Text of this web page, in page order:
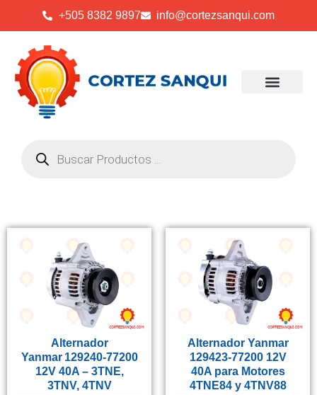
+505 8382 9897 info@cortezsanqui.com
Alternador
Yanmar 129240‑77200
12V 40A – 3TNE,
3TNV, 4TNV
Alternador Yanmar
129423-77200 12V
40A para Motores
4TNE84 y 4TNV88